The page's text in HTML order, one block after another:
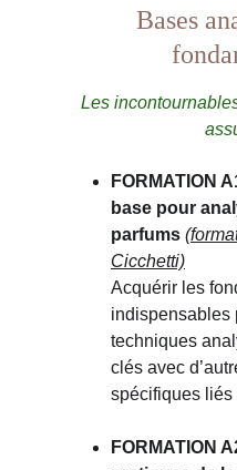
Bases
Les
FORMATION
base pour
parfums
Cicchetti)
Acquérir les
indispensables
techniques
clés avec
spécifiques liés
FORMATION